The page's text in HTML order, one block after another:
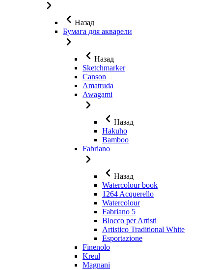
Назад
Бумага для акварели
Назад
Sketchmarker
Canson
Amatruda
Awagami
Назад
Hakuho
Bamboo
Fabriano
Назад
Watercolour book
1264 Acquerello
Watercolour
Fabriano 5
Blocco per Artisti
Artistico Traditional White
Esportazione
Finenolo
Kreul
Magnani